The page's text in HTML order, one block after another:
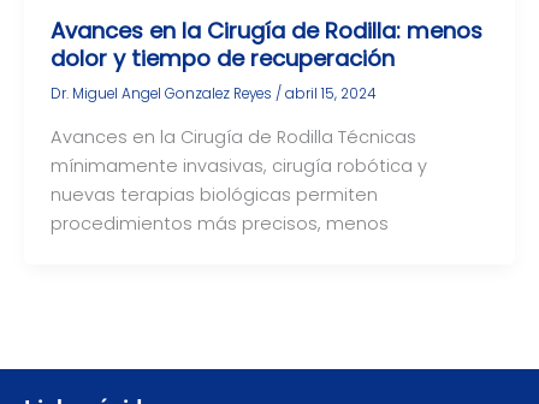
Avances en la Cirugía de Rodilla: menos
dolor y tiempo de recuperación
Dr. Miguel Angel Gonzalez Reyes / abril 15, 2024
Avances en la Cirugía de Rodilla Técnicas
mínimamente invasivas, cirugía robótica y
nuevas terapias biológicas permiten
procedimientos más precisos, menos